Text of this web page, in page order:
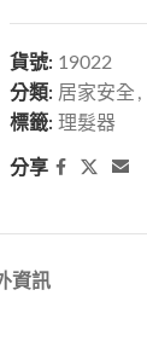
貨號: 19022
分類: 居家安全 ,
標籤: 理髮器
分享
資訊